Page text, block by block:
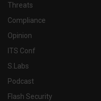
Threats
Compliance
Opinion
ITS Conf
S.Labs
Podcast
Flash Security